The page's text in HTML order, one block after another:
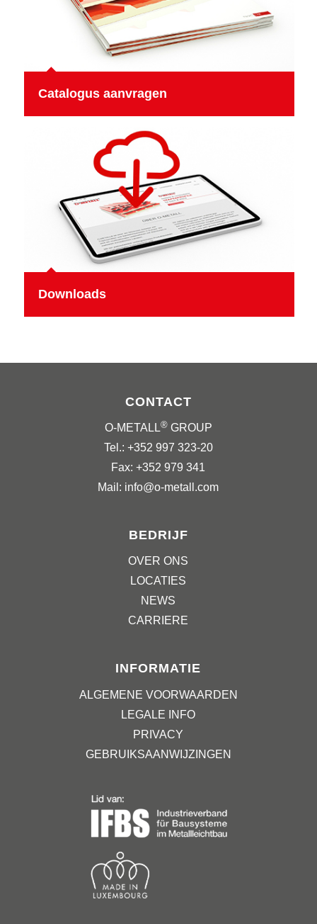
Catalogus aanvragen
Downloads
CONTACT
O-METALL®GROUP
Tel.: +352 997 323-20
Fax: +352 979 341
Mail: info@o-metall.com
BEDRIJF
OVER ONS
LOCATIES
NEWS
CARRIERE
INFORMATIE
ALGEMENE VOORWAARDEN
LEGALE INFO
PRIVACY
GEBRUIKSAANWIJZINGEN